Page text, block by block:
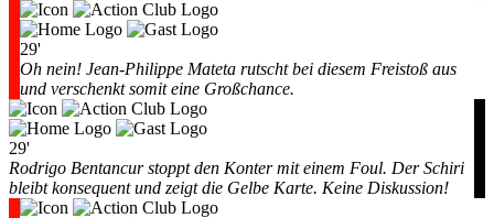
29'
Oh nein! Jean-Philippe Mateta rutscht bei diesem Freistoß aus
und verschenkt somit eine Großchance.
29'
Rodrigo Bentancur stoppt den Konter mit einem Foul. Der Schiri
bleibt konsequent und zeigt die Gelbe Karte. Keine Diskussion!